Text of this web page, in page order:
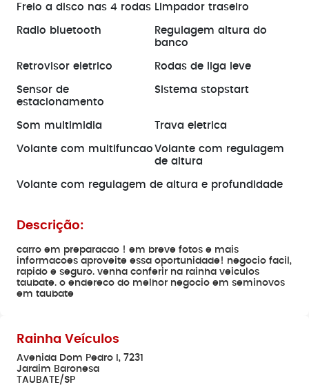
Freio a disco nas 4 rodas Limpador traseiro
Radio bluetooth
Regulagem altura do
banco
Retrovisor eletrico Rodas de liga leve
Sensor de
estacionamento
Sistema stopstart
Som multimidia Trava eletrica
Volante com multifuncao Volante com regulagem
de altura
Volante com regulagem de altura e profundidade
Descrição:
carro em preparacao ! em breve fotos e mais
informacoes aproveite essa oportunidade! negocio facil,
rapido e seguro. venha conferir na rainha veiculos
taubate. o endereco do melhor negocio em seminovos
em taubate
Rainha Veículos
Avenida Dom Pedro I, 7231
Jardim Baronesa
TAUBATE/SP